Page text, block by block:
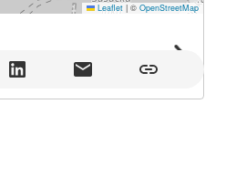
Leaflet |© OpenStreetMap